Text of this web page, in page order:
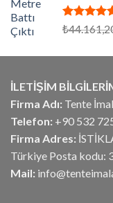
5
₺
İLETİŞİM
Firma Adı: Tente
Telefon: +90 532
Firma Adres:
Türkiye Posta kodu:
Mail: